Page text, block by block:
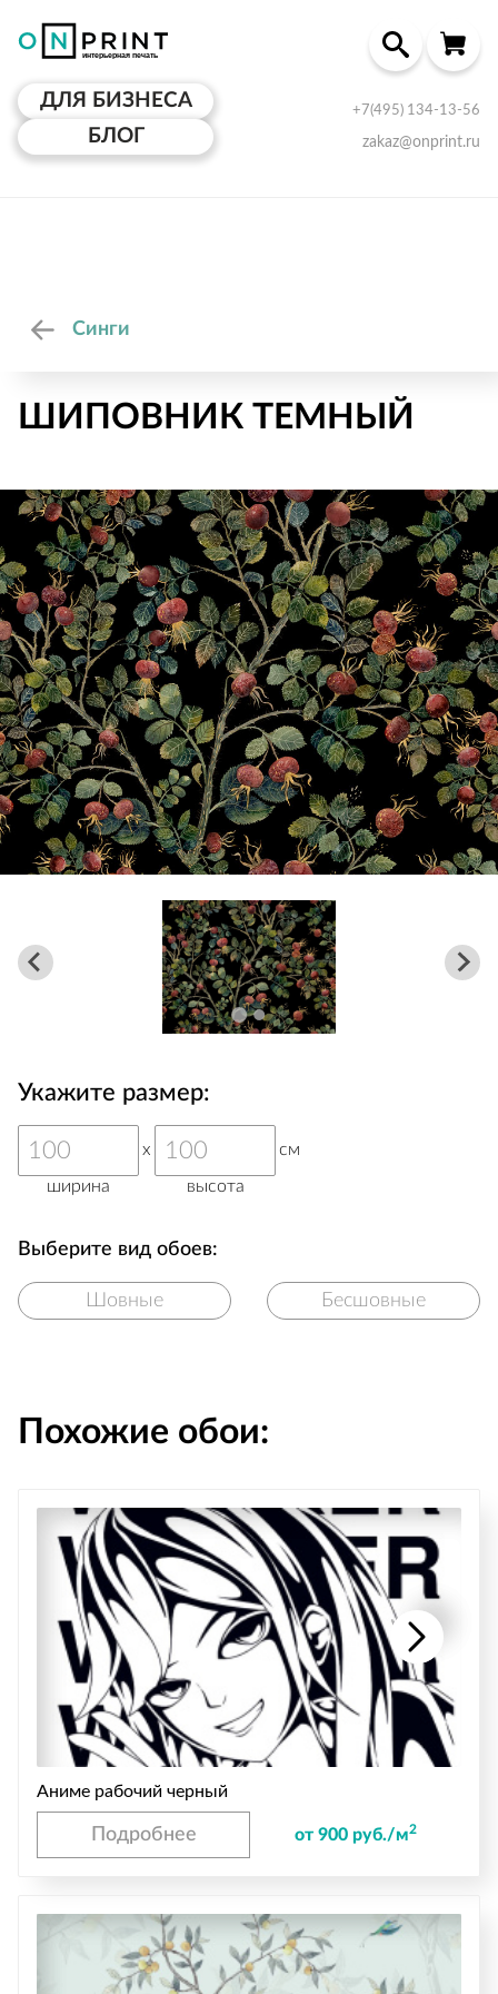
ДЛЯ БИЗНЕСА
БЛОГ
+7(495) 134-13-56
zakaz@onprint.ru
Синги
ШИПОВНИК ТЕМНЫЙ
Укажите размер:
ширина
x
высота
см
Выберите вид обоев:
Шовные Бесшовные
Похожие обои:
Аниме рабочий черный
Подробнее от 900 руб./м2